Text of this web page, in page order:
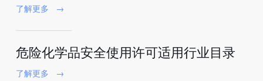
了解更多 →
危险化学品安全使用许可适用行业目录
了解更多 →